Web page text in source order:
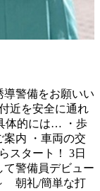
導警備をお願いい
近を安全に通れ
体的には… ・歩
内 ・車両の交
タート！ 3日
て警備員デビュー
朝礼/簡単な打